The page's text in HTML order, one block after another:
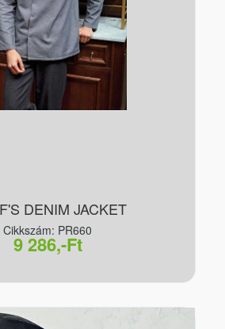
DENIM JACKET
Cikkszám: PR660
9 286,-Ft